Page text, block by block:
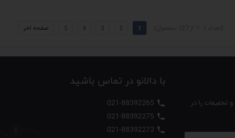
1
2
3
4
5 صفحه اخر
تخفیفات را در
با دالانو در تماس باشید


